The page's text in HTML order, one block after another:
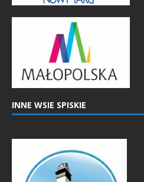
INNE WSIE SPISKIE